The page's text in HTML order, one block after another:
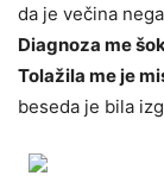
da je večina
Diagnoza me
Tolažila me je
beseda je bila